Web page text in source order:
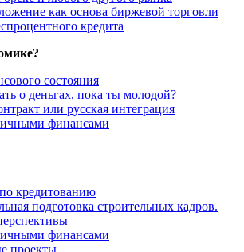
как основа биржевой торговли
кредита
состояния
о деньгах, пока ты молодой?
или русская интеграция
финансами
кредитованию
подготовка строительных кадров.
финансами